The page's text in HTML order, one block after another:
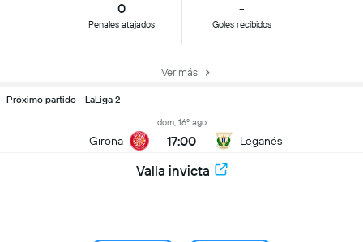
0
Penales atajados
-
Goles recibidos
Ver más
Próximo partido - LaLiga 2
Girona
dom, 16º ago
17:00 Leganés
Valla invicta